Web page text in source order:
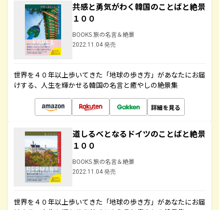
共感と勇気がわく韓国のことばと絶景
１００
BOOKS 旅の名言＆絶景
2022.11.04 発売
世界を４０年以上歩いてきた「地球の歩き方」があなたにお届
けする、人生を輝かせる韓国の名言と癒やしの絶景集
詳細を見る
道しるべとなるドイツのことばと絶景
１００
BOOKS 旅の名言＆絶景
2022.11.04 発売
世界を４０年以上歩いてきた「地球の歩き方」があなたにお届